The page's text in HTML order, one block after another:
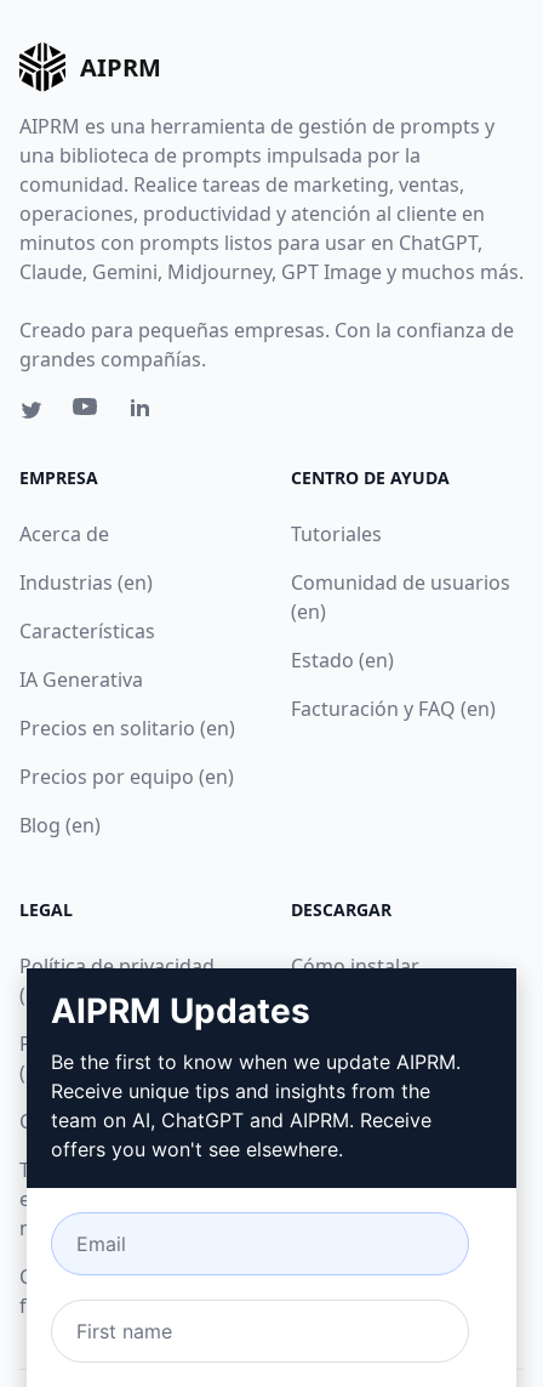
AIPRM
AIPRM es una herramienta de gestión de prompts y
una biblioteca de prompts impulsada por la
comunidad. Realice tareas de marketing, ventas,
operaciones, productividad y atención al cliente en
minutos con prompts listos para usar en ChatGPT,
Claude, Gemini, Midjourney, GPT Image y muchos más.
Creado para pequeñas empresas. Con la confianza de
grandes compañías.
EMPRESA
Acerca de
Industrias (en)
Características
IA Generativa
Precios en solitario (en)
Precios por equipo (en)
Blog (en)
CENTRO DE AYUDA
Tutoriales
Comunidad de usuarios
(en)
Estado (en)
Facturación y FAQ (en)
LEGAL
Política de privacidad
(en)
Política de uso aceptable
(en)
Condiciones de uso (en)
Términos de las
extensiones del
navegador (en)
Condiciones de
facturación (en)
DESCARGAR
Cómo instalar
Google Chrome
Microsoft Edge
AIPRM Updates
Be the first to know when we update AIPRM.
Receive unique tips and insights from the
team on AI, ChatGPT and AIPRM. Receive
offers you won't see elsewhere.